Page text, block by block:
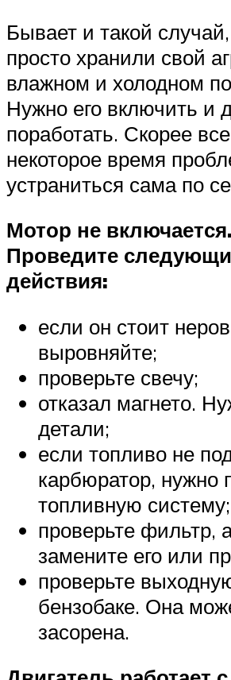
Бывает и такой
просто хранили свой
влажном и холодном
Нужно его включить и
поработать. Скорее
некоторое время
устраниться сама по
Мотор не включается.
Проведите
действия:
если он стоит
выровняйте;
проверьте свечу;
отказал магнето.
детали;
если топливо не
карбюратор, нужно
топливную систему;
проверьте фильтр,
замените его или
проверьте
бензобаке. Она
засорена.